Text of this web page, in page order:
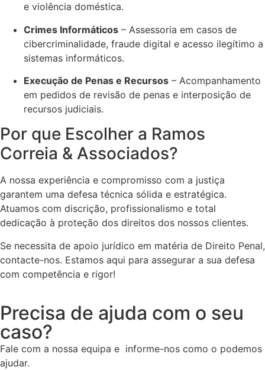
e violência doméstica.
Crimes Informáticos – Assessoria em casos de
cibercriminalidade, fraude digital e acesso ilegítimo a
sistemas informáticos.
Execução de Penas e Recursos – Acompanhamento
em pedidos de revisão de penas e interposição de
recursos judiciais.
Por que Escolher a Ramos
Correia & Associados?
A nossa experiência e compromisso com a justiça
garantem uma defesa técnica sólida e estratégica.
Atuamos com discrição, profissionalismo e total
dedicação à proteção dos direitos dos nossos clientes.
Se necessita de apoio jurídico em matéria de Direito Penal,
contacte-nos. Estamos aqui para assegurar a sua defesa
com competência e rigor!
Precisa de ajuda com o seu
caso?
Fale com a nossa equipa e informe-nos como o podemos
ajudar.